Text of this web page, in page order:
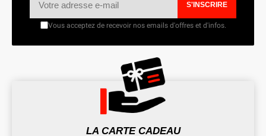
S'INSCRIRE
Vous acceptez de recevoir nos emails d'offres et d'infos.
LA CARTE CADEAU